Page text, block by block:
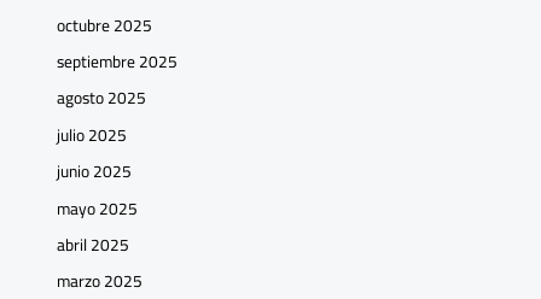
octubre 2025
septiembre 2025
agosto 2025
julio 2025
junio 2025
mayo 2025
abril 2025
marzo 2025